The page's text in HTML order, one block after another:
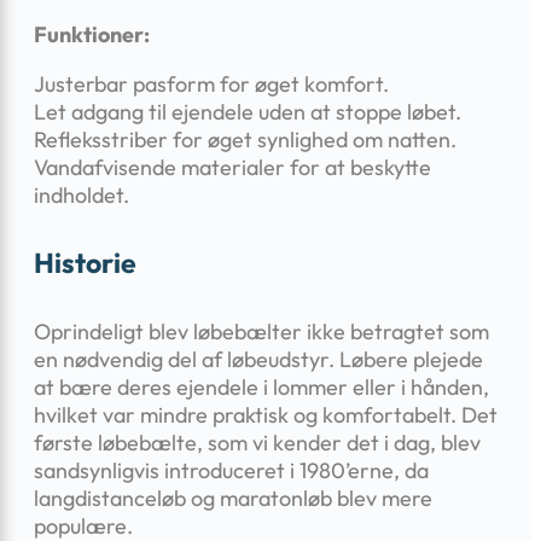
Funktioner:
Justerbar pasform for øget komfort.
Let adgang til ejendele uden at stoppe løbet.
Refleksstriber for øget synlighed om natten.
Vandafvisende materialer for at beskytte
indholdet.
Historie
Oprindeligt blev løbebælter ikke betragtet som
en nødvendig del af løbeudstyr. Løbere plejede
at bære deres ejendele i lommer eller i hånden,
hvilket var mindre praktisk og komfortabelt. Det
første løbebælte, som vi kender det i dag, blev
sandsynligvis introduceret i 1980’erne, da
langdistanceløb og maratonløb blev mere
populære.